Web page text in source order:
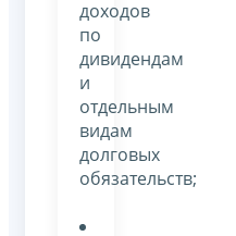
доходов
по
дивидендам
и
отдельным
видам
долговых
обязательств;